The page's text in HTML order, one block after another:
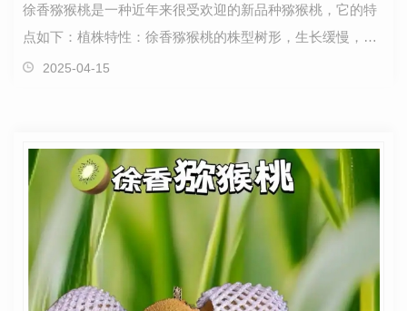
徐香猕猴桃是一种近年来很受欢迎的新品种猕猴桃，它的特
点如下：植株特性：徐香猕猴桃的株型树形，生长缓慢，灌
木枝丫丰满，叶片厚而短，整齐划一，极具观赏价值。…
2025-04-15